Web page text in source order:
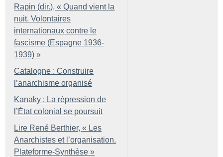
Rapin (dir.), « Quand vient la
nuit. Volontaires
internationaux contre le
fascisme (Espagne 1936-
1939) »
Catalogne : Construire
l’anarchisme organisé
Kanaky : La répression de
l’État colonial se poursuit
Lire René Berthier, « Les
Anarchistes et l’organisation.
Plateforme-Synthèse »